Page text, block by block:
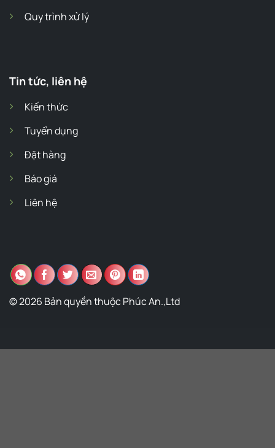
Quy trình xử lý
Tin tức, liên hệ
Kiến thức
Tuyển dụng
Đặt hàng
Báo giá
Liên hệ
© 2026 Bản quyền thuộc Phúc An.,Ltd